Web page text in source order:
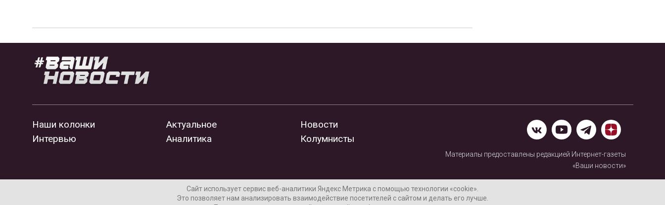
Наши колонки
Интервью
Актуальное
Аналитика
Новости
Колумнисты
Материалы предоставлены редакцией Интернет-газеты
«Ваши новости»
Нашли ошибку? Выделите ее и нажмите Ctrl+Enter
Сайт использует сервис веб-аналитики Яндекс Метрика с помощью технологии «cookie».
Это позволяет нам анализировать взаимодействие посетителей с сайтом и делать его лучше.